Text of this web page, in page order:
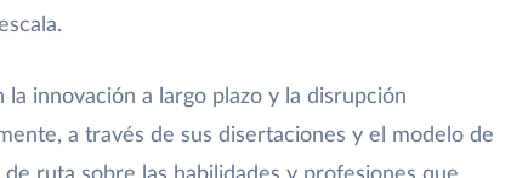
innovación a largo plazo y la disrupción
a través de sus disertaciones y el modelo de